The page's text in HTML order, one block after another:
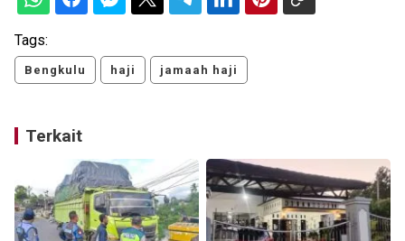
Tags:
Bengkulu haji jamaah haji
Terkait